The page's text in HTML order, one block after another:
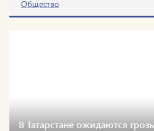
Общество
В Татарстане ожидаются